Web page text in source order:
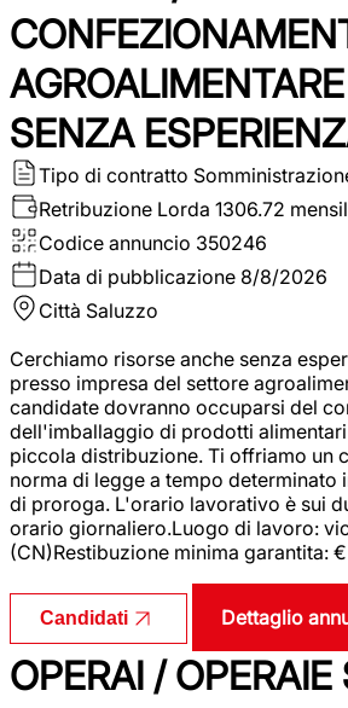
SENZA
Tipo di contratto
Retribuzione Lorda 1306.72
Codice annuncio 350246
Data di pubblicazione 8/8/2026
Città Saluzzo
Cerchiamo risorse anche senza
presso impresa del settore
candidate dovranno occuparsi del
dell'imballaggio di prodotti
piccola distribuzione. Ti offriamo un
norma di legge a tempo determinato
di proroga. L'orario lavorativo è sui
orario giornaliero.Luogo di lavoro:
(CN)Restibuzione minima garantita:
Candidati Dettaglio
OPERAI / OPERAIE